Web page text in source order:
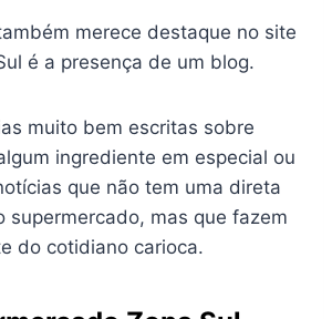
merece destaque no site
é a presença de um blog.
muito bem escritas sobre
ingrediente em especial ou
que não tem uma direta
supermercado, mas que fazem
do cotidiano carioca.